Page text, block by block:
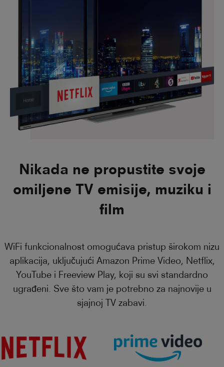
Nikada ne propustite svoje
omiljene TV emisije, muziku i
film
WiFi funkcionalnost omogućava pristup širokom nizu
aplikacija, uključujući Amazon Prime Video, Netflix,
YouTube i Freeview Play, koji su svi standardno
ugrađeni. Sve što vam je potrebno za najnovije u
sjajnoj TV zabavi.